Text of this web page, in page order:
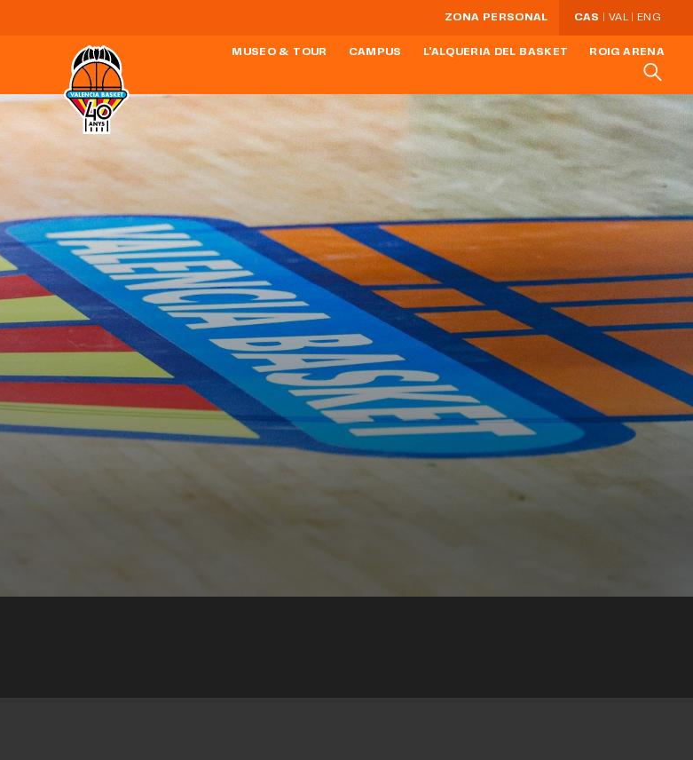
ZONA PERSONAL CAS VAL ENG
MUSEO & TOUR CAMPUS L'ALQUERIA DEL BASKET ROIG ARENA